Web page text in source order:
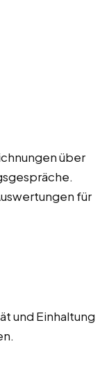
über
für
und Einhaltung